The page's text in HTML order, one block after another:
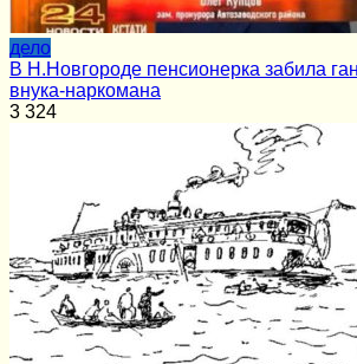
дело
В Н.Новгороде пенсионерка забила
внука-наркомана
3 324